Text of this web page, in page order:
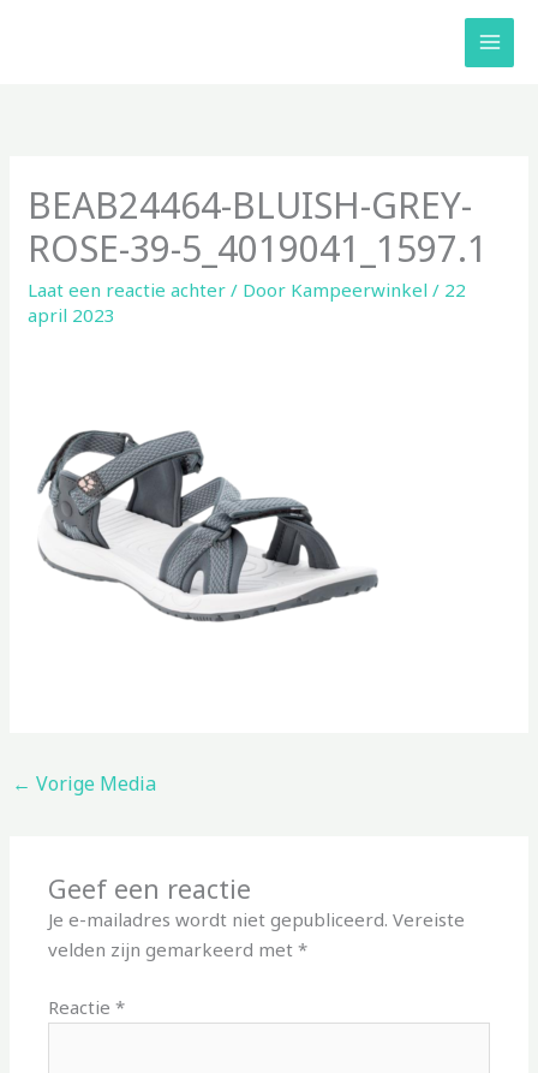
BEAB24464-BLUISH-GREY-
ROSE-39-5_4019041_1597.1
Laat een reactie achter / Door Kampeerwinkel/ 22
april 2023
← Vorige Media
Geef een reactie
Je e-mailadres wordt niet gepubliceerd. Vereiste
velden zijn gemarkeerd met*
Reactie*